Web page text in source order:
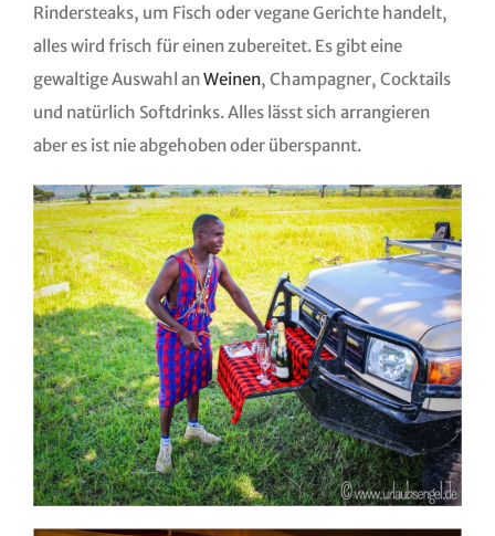
Rindersteaks, um Fisch oder vegane Gerichte handelt,
alles wird frisch für einen zubereitet. Es gibt eine
gewaltige Auswahl anWeinen, Champagner, Cocktails
und natürlich Softdrinks. Alles lässt sich arrangieren
aber es ist nie abgehoben oder überspannt.